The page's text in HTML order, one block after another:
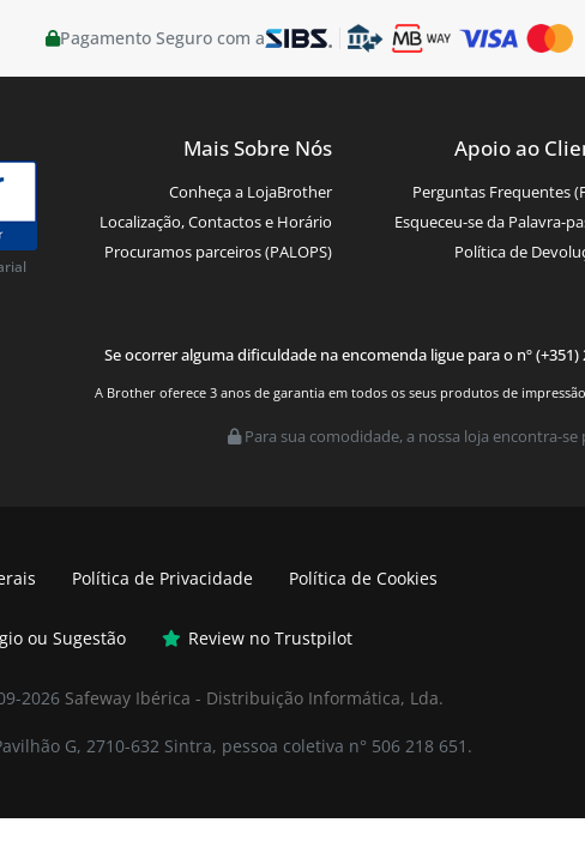
Pagamento Seguro com a
Mais Sobre Nós
Conheça a LojaBrother
Localização, Contactos e Horário
Procuramos parceiros (PALOPS)
Apoio ao
Perguntas Frequentes
Esqueceu-se da Palavra-
Política de
Se ocorrer alguma dificuldade na encomenda ligue para o nº (+351)
A Brother oferece 3 anos de garantia em todos os seus produtos de
Para sua comodidade, a nossa loja encontra-
Política de Privacidade
Política de Cookies
ou Sugestão Review no Trustpilot
2026 Safeway Ibérica - Distribuição Informática, Lda.
G, 2710-632 Sintra, pessoa coletiva n° 506 218 651.